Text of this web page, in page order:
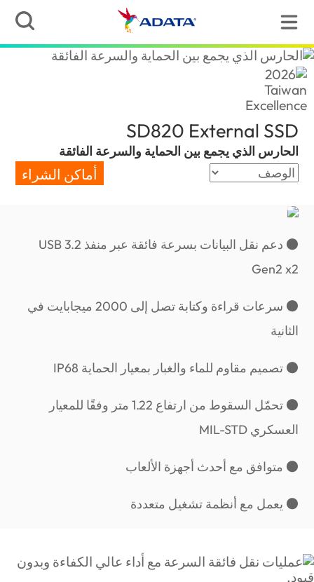
SD820 External SSD
الحارس الذي يجمع بين الحماية والسرعة الفائقة
أماكن الشراء
● دعم نقل البيانات بسرعة فائقة عبر منفذ ‏USB 3.2
Gen2 x2‏
● سرعات قراءة وكتابة تصل إلى 2000 ميجابايت في
الثانية
● تصميم مقاوم للماء والغبار بمعيار الحماية ‏IP68‏
● تحمّل السقوط من ارتفاع 1.22 متر وفقًا للمعيار
العسكري ‏MIL-STD‏
● متوافق مع أحدث أجهزة الألعاب
● يعمل مع أنظمة تشغيل متعددة